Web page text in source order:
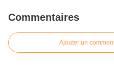
Commentaires
Ajouter un